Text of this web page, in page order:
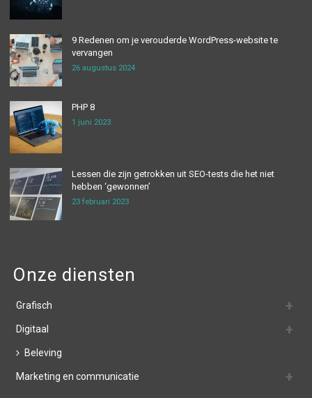
9 Redenen om je verouderde WordPress-website te
vervangen
26 augustus 2024
PHP 8
1 juni 2023
Lessen die zijn getrokken uit SEO-tests die het niet
hebben ‘gewonnen’
23 februari 2023
Onze diensten
Grafisch
Digitaal
Beleving
Marketing en communicatie